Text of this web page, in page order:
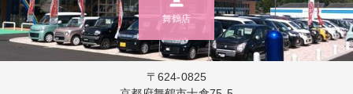
舞鶴店
〒624-0825